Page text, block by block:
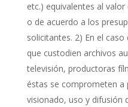
etc.) equivalentes al
o de acuerdo a los
solicitantes. 2) En el
que custodien archivos
televisión, productoras
éstas se comprometen a
visionado, uso y difusión